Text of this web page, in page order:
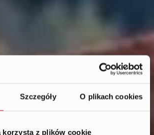
Szczegóły O plikach cookies
korzysta z plików cookie